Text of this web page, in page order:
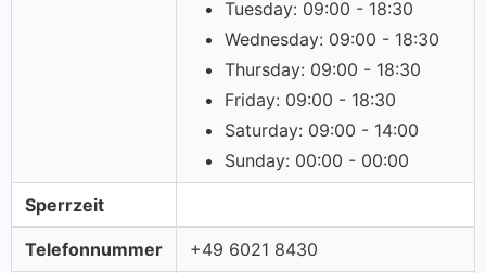
Tuesday: 09:00 - 18:30
Wednesday: 09:00 - 18:30
Thursday: 09:00 - 18:30
Friday: 09:00 - 18:30
Saturday: 09:00 - 14:00
Sunday: 00:00 - 00:00
Sperrzeit
Telefonnummer +49 6021 8430